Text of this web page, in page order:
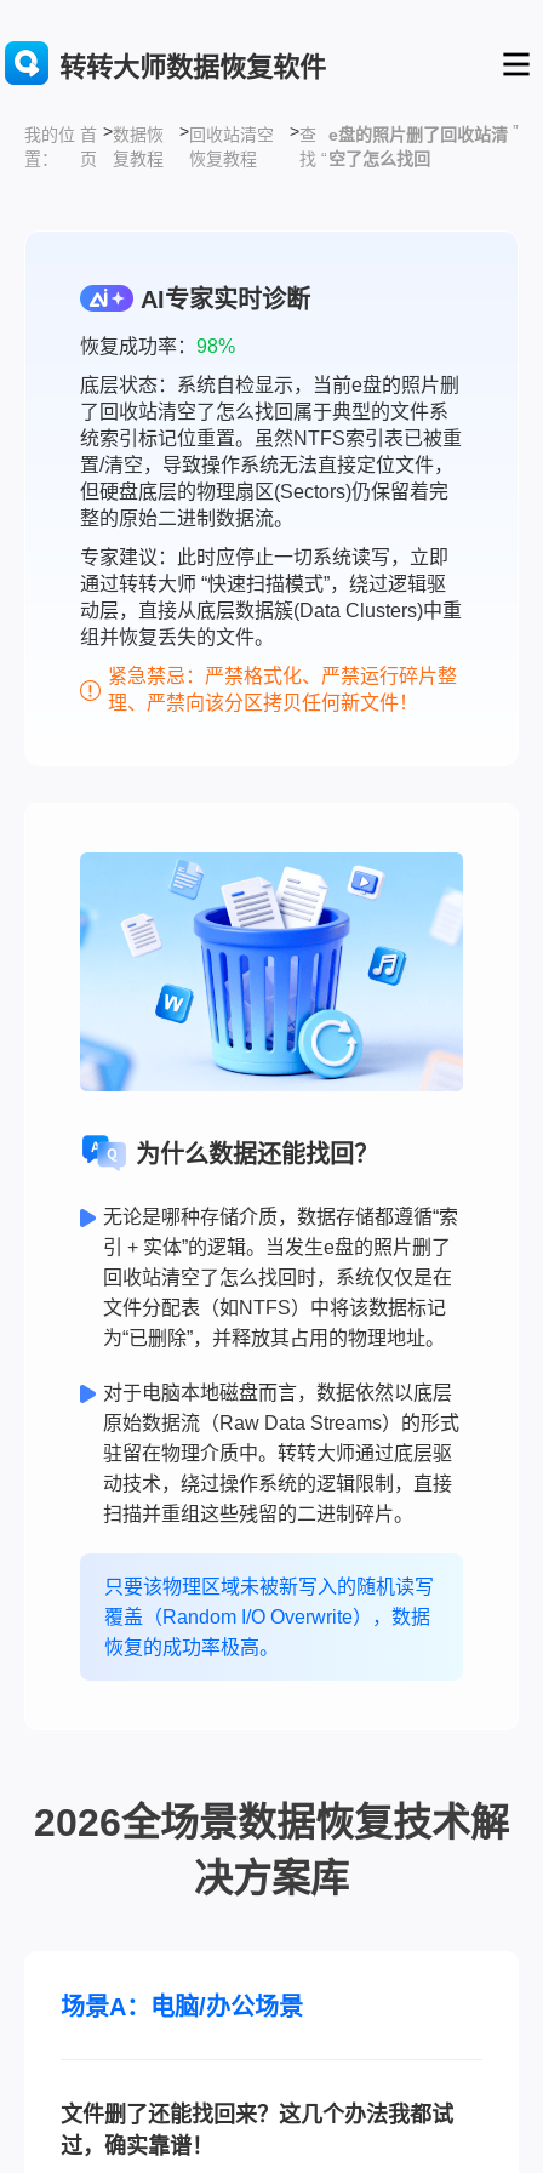
转转大师数据恢复软件
我的位
置：
首
页
>数据恢
复教程
>回收站清空
恢复教程
>查
找 “
e盘的照片删了回收站清
空了怎么找回
”
AI专家实时诊断
恢复成功率： 98%
底层状态：系统自检显示，当前e盘的照片删
了回收站清空了怎么找回属于典型的文件系
统索引标记位重置。虽然NTFS索引表已被重
置/清空，导致操作系统无法直接定位文件，
但硬盘底层的物理扇区(Sectors)仍保留着完
整的原始二进制数据流。
专家建议：此时应停止一切系统读写，立即
通过转转大师 “快速扫描模式”，绕过逻辑驱
动层，直接从底层数据簇(Data Clusters)中重
组并恢复丢失的文件。
紧急禁忌：严禁格式化、严禁运行碎片整
理、严禁向该分区拷贝任何新文件！
为什么数据还能找回？
无论是哪种存储介质，数据存储都遵循“索
引 + 实体”的逻辑。当发生e盘的照片删了
回收站清空了怎么找回时，系统仅仅是在
文件分配表（如NTFS）中将该数据标记
为“已删除”，并释放其占用的物理地址。
对于电脑本地磁盘而言，数据依然以底层
原始数据流（Raw Data Streams）的形式
驻留在物理介质中。转转大师通过底层驱
动技术，绕过操作系统的逻辑限制，直接
扫描并重组这些残留的二进制碎片。
只要该物理区域未被新写入的随机读写
覆盖（Random I/O Overwrite），数据
恢复的成功率极高。
2026全场景数据恢复技术解
决方案库
场景A：电脑/办公场景
文件删了还能找回来？这几个办法我都试
过，确实靠谱！